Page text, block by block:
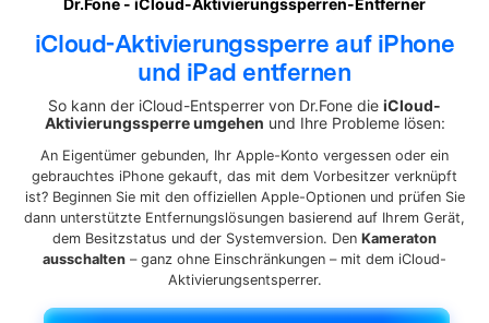
Über uns
Shop
Support
Weitere Tools und Apps
Full Toolkit anzeigen >
Lösungen
Entdecken Sie weitere Dr.Fone-Lösungen
Lernen und Unterstützung
Ressourcen & Lernen
Hilfe und Unterstützung erhalten
Android 16 FRP-Umgehung
DOWNLOAD Anmelden
Suchen
Dr.Fone - iCloud-Aktivierungssperren-Entferner
iCloud-Aktivierungssperre auf iPhone
und iPad entfernen
So kann der iCloud-Entsperrer von Dr.Fone die iCloud-
Aktivierungssperre umgehen und Ihre Probleme lösen:
An Eigentümer gebunden, Ihr Apple-Konto vergessen oder ein
gebrauchtes iPhone gekauft, das mit dem Vorbesitzer verknüpft
ist? Beginnen Sie mit den offiziellen Apple-Optionen und prüfen Sie
dann unterstützte Entfernungslösungen basierend auf Ihrem Gerät,
dem Besitzstatus und der Systemversion. Den Kameraton
ausschalten – ganz ohne Einschränkungen – mit dem iCloud-
Aktivierungsentsperrer.